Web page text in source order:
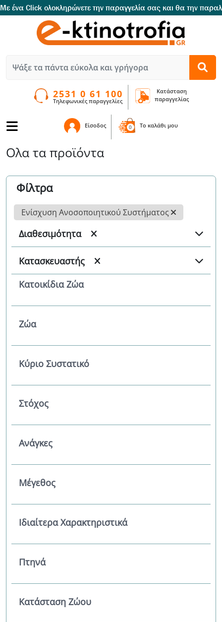
Με ένα Click oλοκληρώνετε την παραγγελία σας και θα την
2531 0 61 100
Τηλεφωνικές παραγγελίες
Κατάσταση
παραγγελίας
Είσοδος 0 To καλάθι μου
Ολα τα προϊόντα
Φίλτρα
Ενίσχυση Ανοσοποιητικού Συστήματος
Διαθεσιμότητα
Κατασκευαστής
Κατοικίδια Ζώα
Ζώα
Κύριο Συστατικό
Στόχος
Ανάγκες
Μέγεθος
Ιδιαίτερα Χαρακτηριστικά
Πτηνά
Κατάσταση Ζώου